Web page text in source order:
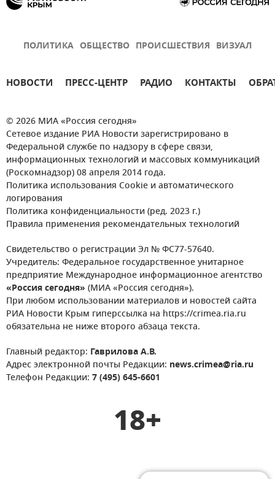
ПОЛИТИКА ОБЩЕСТВО ПРОИСШЕСТВИЯ ВИЗУАЛ
НОВОСТИ ПРЕСС-ЦЕНТР РАДИО КОНТАКТЫ
© 2026 МИА «Россия сегодня»
Сетевое издание РИА Новости зарегистрировано в
Федеральной службе по надзору в сфере связи,
информационных технологий и массовых коммуникаций
(Роскомнадзор) 08 апреля 2014 года.
Политика использования Cookie и автоматического
логирования
Политика конфиденциальности (ред. 2023 г.)
Правила применения рекомендательных технологий
Свидетельство о регистрации Эл № ФС77-57640.
Учредитель: Федеральное государственное унитарное
предприятие Международное информационное агентство
«Россия сегодня» (МИА «Россия сегодня»).
При любом использовании материалов и новостей сайта
РИА Новости Крым гиперссылка на https://crimea.ria.ru
обязательна не ниже второго абзаца текста.
Главный редактор: Гаврилова А.В.
Адрес электронной почты Редакции: news.crimea@ria.ru
Телефон Редакции: 7 (495) 645-6601
18+